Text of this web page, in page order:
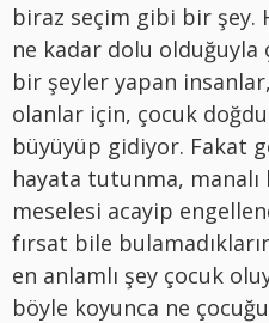
biraz seçim gibi bir şey.
ne kadar dolu olduğuyla
bir şeyler yapan
olanlar için, çocuk
büyüyüp gidiyor. Fakat
hayata tutunma,
meselesi acayip
fırsat bile
en anlamlı şey çocuk
böyle koyunca ne